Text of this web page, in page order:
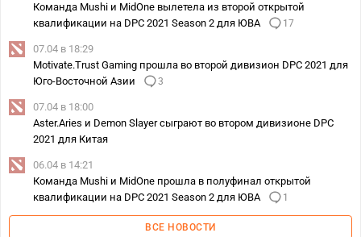
Команда Mushi и MidOne вылетела из второй открытой
квалификации на DPC 2021 Season 2 для ЮВА
17
07.04 в 18:29
Motivate.Trust Gaming прошла во второй дивизион DPC 2021 для
Юго-Восточной Азии
3
07.04 в 18:00
Aster.Aries и Demon Slayer сыграют во втором дивизионе DPC
2021 для Китая
06.04 в 14:21
Команда Mushi и MidOne прошла в полуфинал открытой
квалификации на DPC 2021 Season 2 для ЮВА
1
ВСЕ НОВОСТИ